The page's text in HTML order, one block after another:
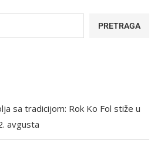
PRETRAGA
sa tradicijom: Rok Ko Fol stiže u
avgusta